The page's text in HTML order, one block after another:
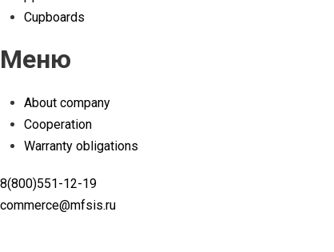
Cupboards
Меню
About company
Cooperation
Warranty obligations
8(800)551-12-19
commerce@mfsis.ru